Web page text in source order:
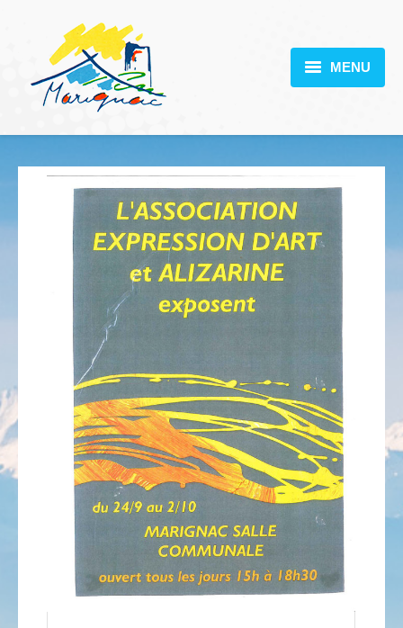
MENU
DÉCOUVERTE
VIE PRATIQUE
SCOLARITÉ
ACTUALITÉS